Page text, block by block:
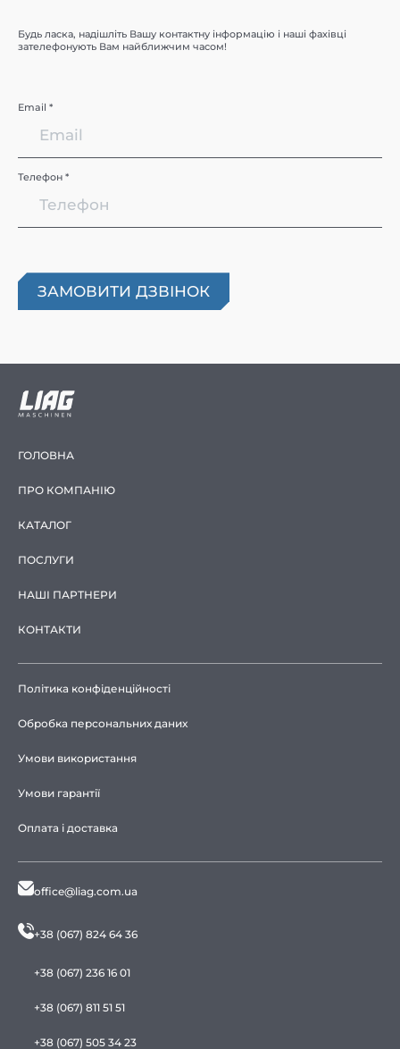
Будь ласка, надішліть Вашу контактну інформацію і наші фахівці
зателефонують Вам найближчим часом!
Email *
Телефон *
ГОЛОВНА
ПРО КОМПАНІЮ
КАТАЛОГ
ПОСЛУГИ
НАШІ ПАРТНЕРИ
КОНТАКТИ
Політика конфіденційності
Обробка персональних даних
Умови використання
Умови гарантії
Оплата і доставка
office@liag.com.ua
+38 (067) 824 64 36
+38 (067) 236 16 01
+38 (067) 811 51 51
+38 (067) 505 34 23